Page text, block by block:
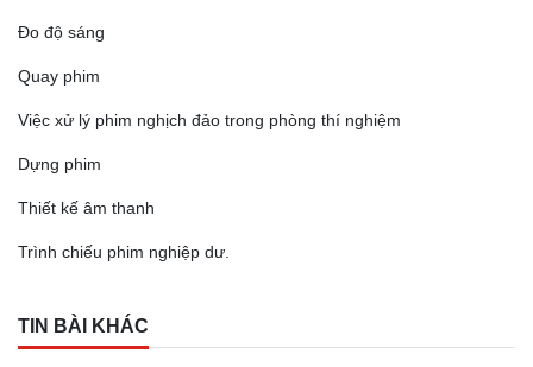
Đo độ sáng
Quay phim
Việc xử lý phim nghịch đảo trong phòng thí nghiệm
Dựng phim
Thiết kế âm thanh
Trình chiếu phim nghiệp dư.
TIN BÀI KHÁC